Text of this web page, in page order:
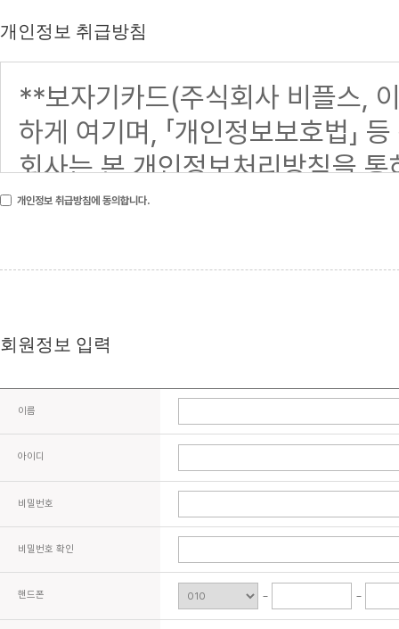
개인정보 취급방침
개인정보 취급방침에 동의합니다.
회원정보 입력
이름
아이디
비밀번호
비밀번호 확인
핸드폰